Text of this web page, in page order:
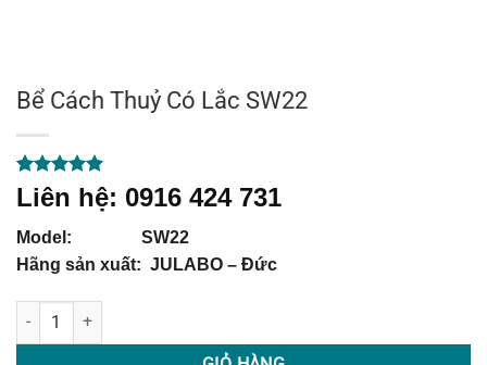
Bể Cách Thuỷ Có Lắc SW22
5.00trên 5
dựa trên
1Liên hệ: 0916 424 731
Model: SW22
Hãng sản xuất: JULABO – Đức
Bể Cách Thuỷ Có Lắc SW22 số lượng